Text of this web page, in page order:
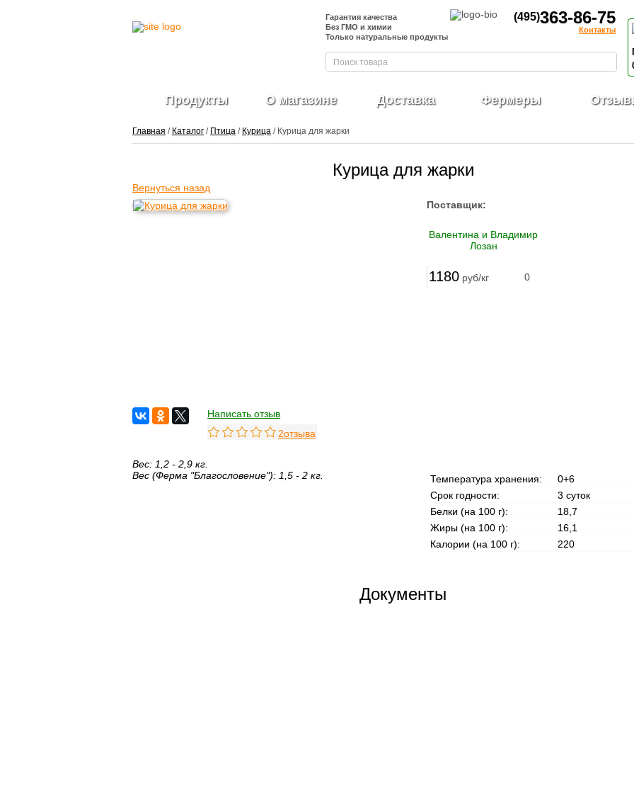
Гарантия качества
Без ГМО и химии
Только натуральные продукты
(495)363-86-75
Контакты
Продукты О магазине Доставка Фермеры
Главная / Каталог / Птица / Курица / Курица для жарки
Курица для жарки
Вернуться назад
Поставщик:
Валентина и Владимир
Лозан
1180 руб/кг 0
Написать отзыв
2отзыва
Вес: 1,2 - 2,9 кг.
Вес (Ферма "Благословение"): 1,5 - 2 кг.
Температура хранения:
0+6
Срок годности:
3 суток
Белки (на 100 г):
18,7
Жиры (на 100 г):
16,1
Калории (на 100 г):
220
Документы